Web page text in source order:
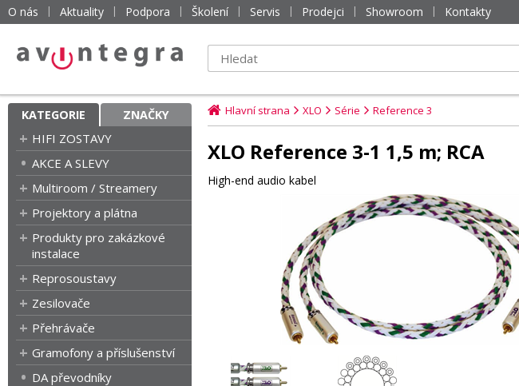
O nás Aktuality Podpora Školení Servis Prodejci Showroom Kontakty
KATEGORIE ZNAČKY
HIFI ZOSTAVY
AKCE A SLEVY
Multiroom / Streamery
Projektory a plátna
Produkty pro zakázkové
instalace
Reprosoustavy
Zesilovače
Přehrávače
Gramofony a příslušenství
DA převodníky
Hlavní strana XLO Série Reference 3
XLO Reference 3-1 1,5 m; RCA
High-end audio kabel